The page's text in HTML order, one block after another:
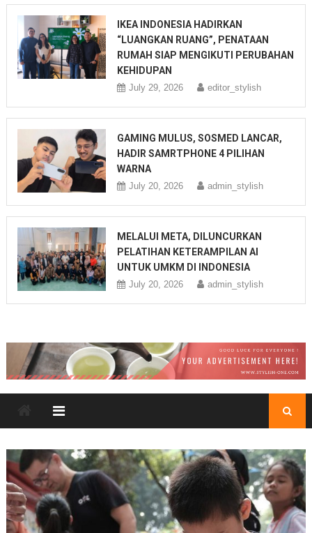
IKEA INDONESIA HADIRKAN
“LUANGKAN RUANG”, PENATAAN
RUMAH SIAP MENGIKUTI PERUBAHAN
KEHIDUPAN
July 29, 2026 editor_stylish
GAMING MULUS, SOSMED LANCAR,
HADIR SAMRTPHONE 4 PILIHAN
WARNA
July 20, 2026 admin_stylish
MELALUI META, DILUNCURKAN
PELATIHAN KETERAMPILAN AI
UNTUK UMKM DI INDONESIA
July 20, 2026 admin_stylish